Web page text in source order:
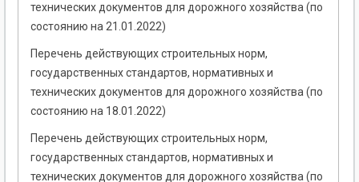
технических документов для дорожного хозяйства (по
состоянию на 21.01.2022)
Перечень действующих строительных норм,
государственных стандартов, нормативных и
технических документов для дорожного хозяйства (по
состоянию на 18.01.2022)
Перечень действующих строительных норм,
государственных стандартов, нормативных и
технических документов для дорожного хозяйства (по